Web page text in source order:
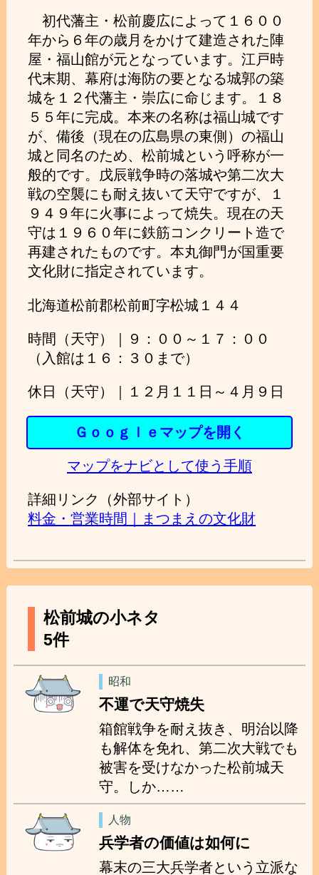
初代藩主・松前慶広によって１６００
年から６年の歳月をかけて建造された陣
屋・福山館が元となっています。江戸時
代末期、幕府は海防の要となる城郭の築
城を１２代藩主・崇広に命じます。１８
５５年に完成。本来の名称は福山城です
が、備後（現在の広島県の東側）の福山
城と同名のため、松前城という呼称が一
般的です。戊辰戦争時の落城や第二次大
戦の空襲にも耐え抜いて天守ですが、１
９４９年に火事によって焼失。現在の天
守は１９６０年に鉄筋コンクリート造で
再建されたものです。本丸御門が国重要
文化財に指定されています。
北海道松前郡松前町字松城１４４
時間（天守）｜９：００～１７：００
（入館は１６：３０まで）
休日（天守）｜１２月１１日～４月９日
Ｇｏｏｇｌｅマップを開く
マップをナビとして使う手順
詳細リンク（外部サイト）
料金・営業時間｜まつまえの文化財
松前城の小ネタ
5件
昭和
不運で天守焼失
箱館戦争を耐え抜き、明治以降
も解体を免れ、第二次大戦でも
被害を受けなかった松前城天
守。しか……
人物
兵学者の価値は如何に
幕末の三大兵学者という立派な